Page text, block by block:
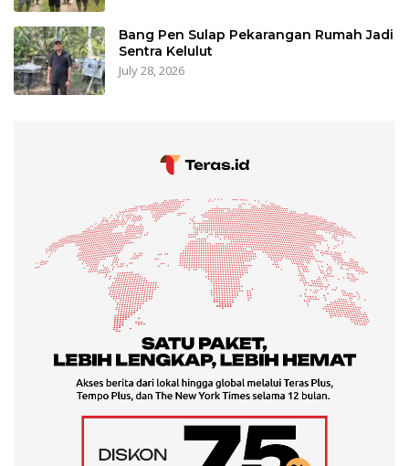
Bang Pen Sulap Pekarangan Rumah Jadi
Sentra Kelulut
July 28, 2026